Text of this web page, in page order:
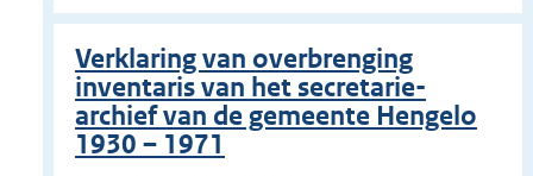
Verklaring van overbrenging
inventaris van het secretarie-
archief van de gemeente Hengelo
1930 – 1971